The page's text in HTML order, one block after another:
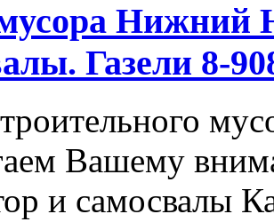
Нижний
Газели 8-
Вашему
и самосвалы